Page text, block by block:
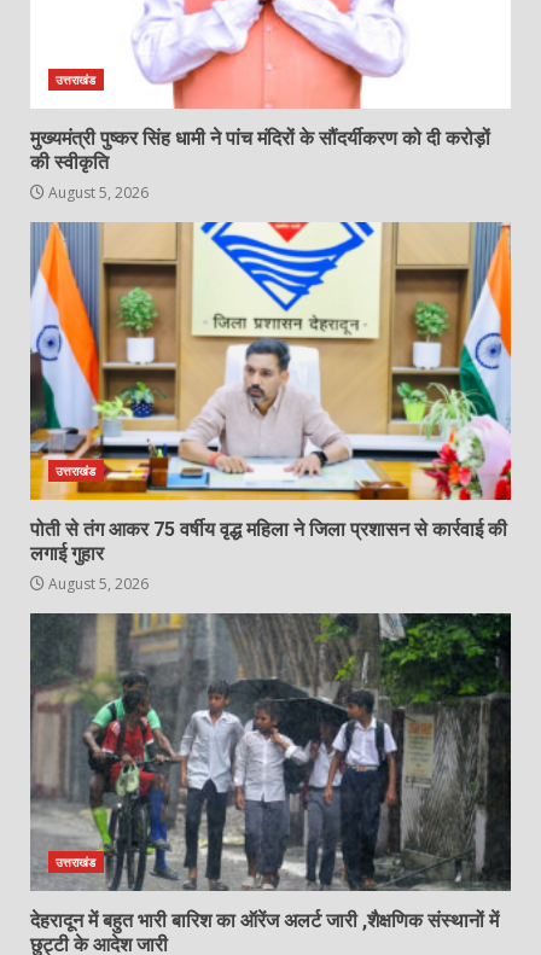
उत्तराखंड
मुख्यमंत्री पुष्कर सिंह धामी ने पांच मंदिरों के सौंदर्यीकरण को दी करोड़ों
की स्वीकृति
August 5, 2026
उत्तराखंड
पोती से तंग आकर 75 वर्षीय वृद्ध महिला ने जिला प्रशासन से कार्रवाई की
लगाई गुहार
August 5, 2026
उत्तराखंड
देहरादून में बहुत भारी बारिश का ऑरेंज अलर्ट जारी ,शैक्षणिक संस्थानों में
छुट्टी के आदेश जारी